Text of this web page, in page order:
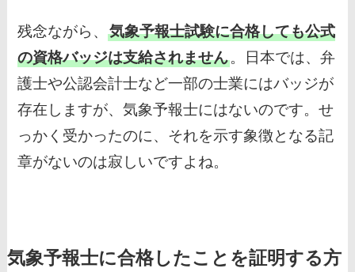
残念ながら、気象予報士試験に合格しても公式
の資格バッジは支給されません。日本では、弁
護士や公認会計士など一部の士業にはバッジが
存在しますが、気象予報士にはないのです。せ
っかく受かったのに、それを示す象徴となる記
章がないのは寂しいですよね。
気象予報士に合格したことを証明する方